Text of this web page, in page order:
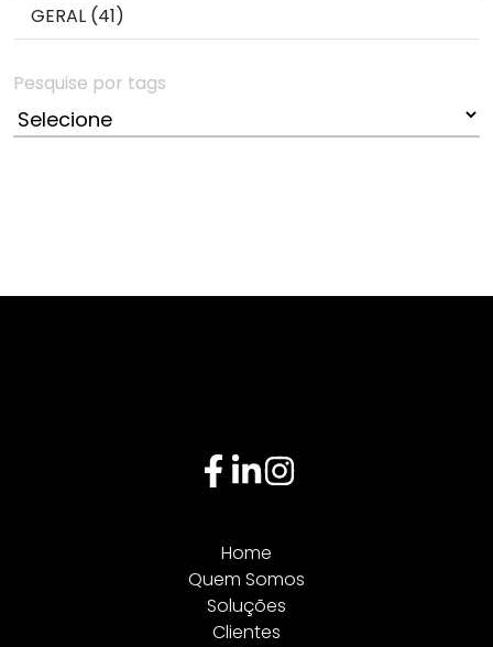
GERAL (41)
Pesquise por tags
Home
Quem Somos
Soluções
Clientes